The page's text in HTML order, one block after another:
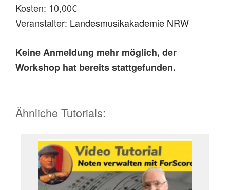
Kosten: 10,00€
Veranstalter: Landesmusikakademie NRW
Keine Anmeldung mehr möglich, der
Workshop hat bereits stattgefunden.
Ähnliche Tutorials: